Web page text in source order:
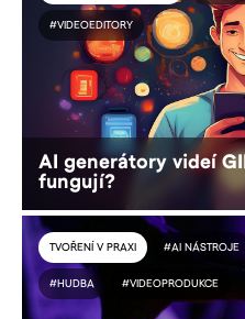
#VIDEOEDITORY
AI generátory videí
fungují?
TVOŘENÍ V PRAXI #AI NÁSTROJE
#HUDBA #VIDEOPRODUKCE